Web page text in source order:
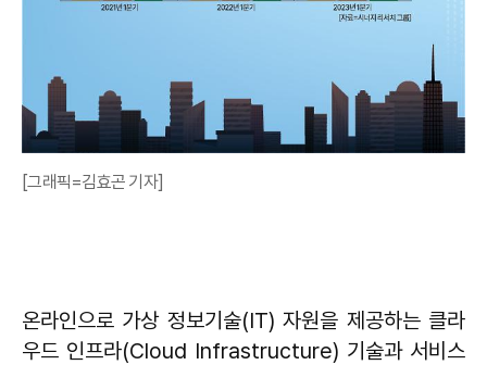
[그래픽=김효곤 기자]
온라인으로 가상 정보기술(IT) 자원을 제공하는 클라
우드 인프라(Cloud Infrastructure) 기술과 서비스